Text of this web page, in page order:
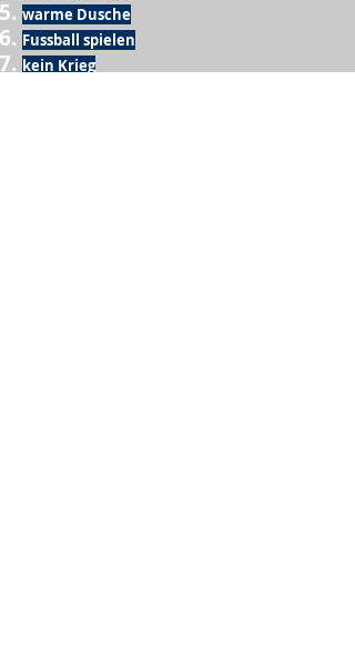
warme Dusche
Fussball spielen
kein Krieg